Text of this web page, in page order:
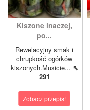
Kiszone inaczej,
po...
Rewelacyjny smak i
chrupkość ogórków
kiszonych.Musicie... ⇖
291
Zobacz przepis!